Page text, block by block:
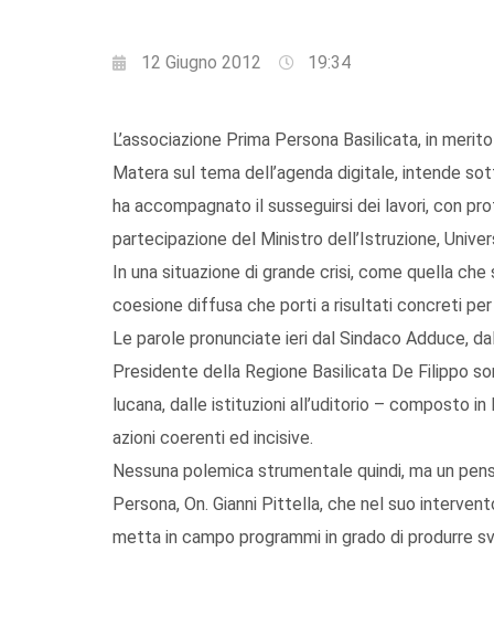
12 Giugno 2012 19:34
L’associazione Prima Persona Basilicata, in
Matera sul tema dell’agenda digitale, intende
ha accompagnato il susseguirsi dei lavori, con
partecipazione del Ministro dell’Istruzione,
In una situazione di grande crisi, come quella
coesione diffusa che porti a risultati concreti
Le parole pronunciate ieri dal Sindaco Adduce,
Presidente della Regione Basilicata De Filippo
lucana, dalle istituzioni all’uditorio – composto
azioni coerenti ed incisive.
Nessuna polemica strumentale quindi, ma un
Persona, On. Gianni Pittella, che nel suo
metta in campo programmi in grado di produrre